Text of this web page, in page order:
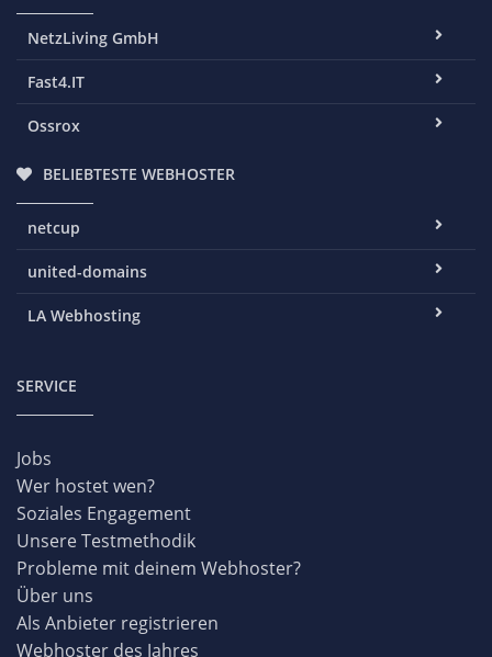
NetzLiving GmbH
Fast4.IT
Ossrox
BELIEBTESTE WEBHOSTER
netcup
united-domains
LA Webhosting
SERVICE
Jobs
Wer hostet wen?
Soziales Engagement
Unsere Testmethodik
Probleme mit deinem Webhoster?
Über uns
Als Anbieter registrieren
Webhoster des Jahres